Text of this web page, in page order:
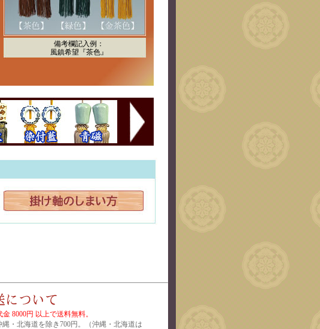
備考欄記入例：
風鎮希望『茶色』
金 8000円 以上で送料無料。
・北海道を除き700円。（沖縄・北海道は